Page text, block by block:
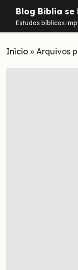
Blog Biblia se
Estudos bíblicos
Estudos
Início »Arquivos